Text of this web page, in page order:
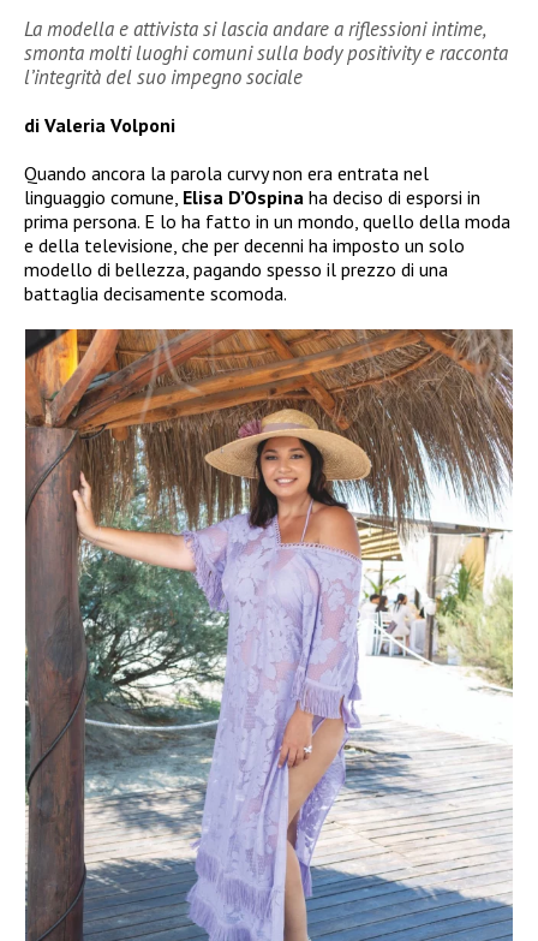
La modella e attivista si lascia andare a riflessioni intime,
smonta molti luoghi comuni sulla body positivity e racconta
l’integrità del suo impegno sociale
di Valeria Volponi
Quando ancora la parola curvy non era entrata nel
linguaggio comune, Elisa D’Ospina ha deciso di esporsi in
prima persona. E lo ha fatto in un mondo, quello della moda
e della televisione, che per decenni ha imposto un solo
modello di bellezza, pagando spesso il prezzo di una
battaglia decisamente scomoda.